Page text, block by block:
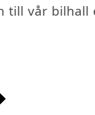
vår bilhall